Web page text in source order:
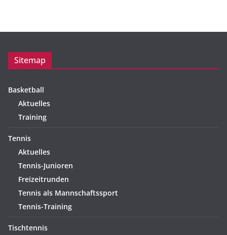
Sitemap
Basketball
Aktuelles
Training
Tennis
Aktuelles
Tennis-Junioren
Freizeitrunden
Tennis als Mannschaftssport
Tennis-Training
Tischtennis